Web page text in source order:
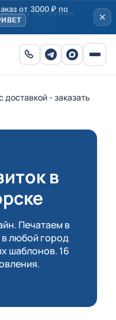
от 3000 ₽ по
доставкой - заказать
в
Печатаем в
в любой город
шаблонов. 16